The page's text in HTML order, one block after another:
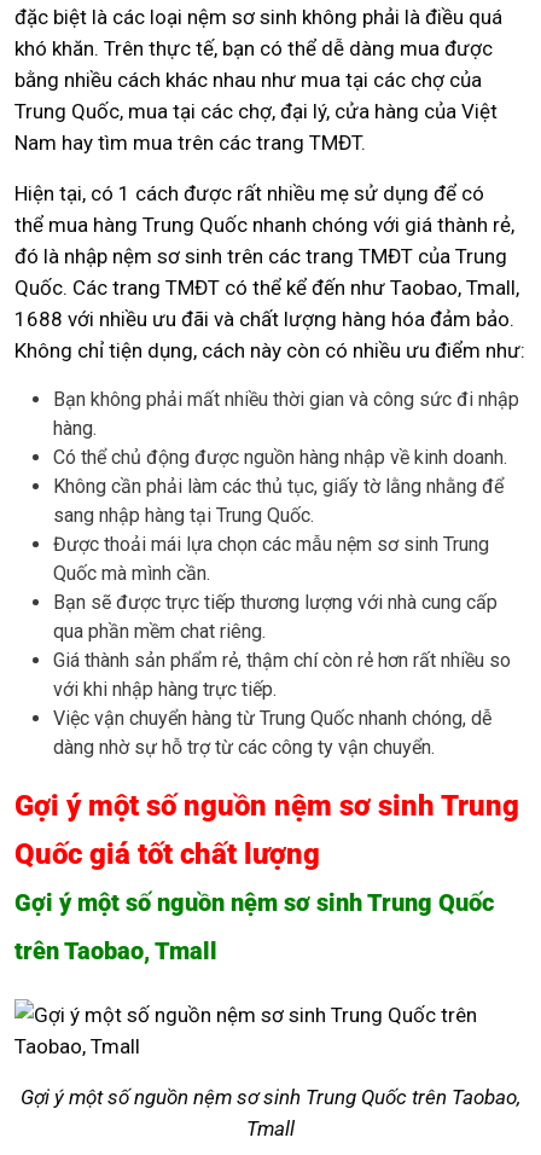
đặc biệt là các loại nệm sơ sinh không phải là điều quá
khó khăn. Trên thực tế, bạn có thể dễ dàng mua được
bằng nhiều cách khác nhau như mua tại các chợ của
Trung Quốc, mua tại các chợ, đại lý, cửa hàng của Việt
Nam hay tìm mua trên các trang TMĐT.
Hiện tại, có 1 cách được rất nhiều mẹ sử dụng để có
thể mua hàng Trung Quốc nhanh chóng với giá thành rẻ,
đó là nhập nệm sơ sinh trên các trang TMĐT của Trung
Quốc. Các trang TMĐT có thể kể đến như Taobao, Tmall,
1688 với nhiều ưu đãi và chất lượng hàng hóa đảm bảo.
Không chỉ tiện dụng, cách này còn có nhiều ưu điểm như:
Bạn không phải mất nhiều thời gian và công sức đi nhập
hàng.
Có thể chủ động được nguồn hàng nhập về kinh doanh.
Không cần phải làm các thủ tục, giấy tờ lằng nhằng để
sang nhập hàng tại Trung Quốc.
Được thoải mái lựa chọn các mẫu nệm sơ sinh Trung
Quốc mà mình cần.
Bạn sẽ được trực tiếp thương lượng với nhà cung cấp
qua phần mềm chat riêng.
Giá thành sản phẩm rẻ, thậm chí còn rẻ hơn rất nhiều so
với khi nhập hàng trực tiếp.
Việc vận chuyển hàng từ Trung Quốc nhanh chóng, dễ
dàng nhờ sự hỗ trợ từ các công ty vận chuyển.
Gợi ý một số nguồn nệm sơ sinh Trung
Quốc giá tốt chất lượng
Gợi ý một số nguồn nệm sơ sinh Trung Quốc
trên Taobao, Tmall
Gợi ý một số nguồn nệm sơ sinh Trung Quốc trên Taobao,
Tmall